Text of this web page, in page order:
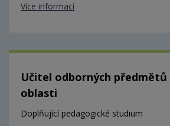
Více informací
Učitel odborných předmětů
oblasti
Doplňující pedagogické studium